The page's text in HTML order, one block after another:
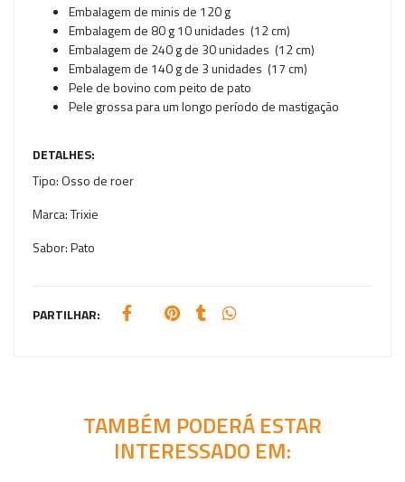
Embalagem de minis de 120 g
Embalagem de 80 g 10 unidades (12 cm)
Embalagem de 240 g de 30 unidades (12 cm)
Embalagem de 140 g de 3 unidades (17 cm)
Pele de bovino com peito de pato
Pele grossa para um longo período de mastigação
DETALHES:
Tipo: Osso de roer
Marca:Trixie
Sabor:Pato
PARTILHAR:
TAMBÉM PODERÁ ESTAR
INTERESSADO EM: